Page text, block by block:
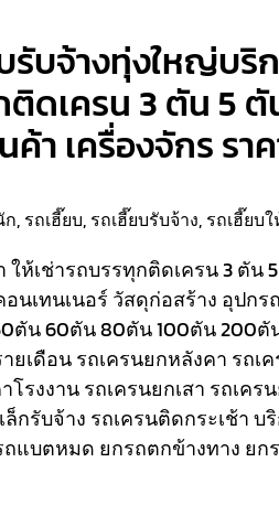
รับจ้างทุ่งใหญ่บริ
ติดเครน 3 ตัน 5
า เครื่องจักร รา
ก, รถเฮี๊ยบ, รถเฮี๊ยบรับจ้าง, รถเฮี๊ยบ
ให้เช่ารถบรรทุกติดเครน 3 ตั
นเทนเนอร์ วัสดุก่อสร้าง อุปก
ตัน 60ตัน 80ตัน 100ตัน 200
ยเดือน รถเครนยกหลังคา รถ
รงงาน รถเครนยกเสา รถเค
ล็กรับจ้าง รถเครนติดกระเช้าบ
แบตหมด ยกรถตกข้างทาง ยก